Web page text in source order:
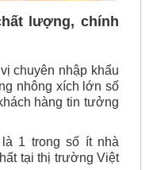
lượng, chính
chuyên nhập khẩu
nhông xích lớn số
hàng tin tưởng
1 trong số ít nhà